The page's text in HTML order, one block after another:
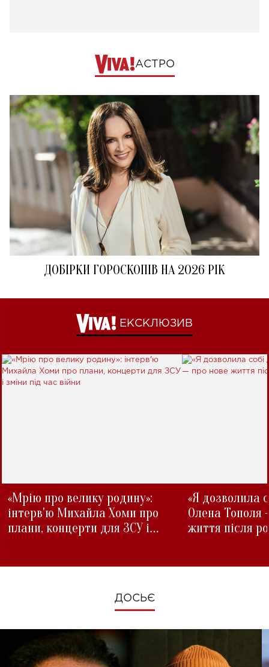
АСТРО
ДОБІРКИ ГОРОСКОПІВ НА 2026 РІК
ЕКСКЛЮЗИВ
«Мрію про велику родину»:
інтерв'ю Михайла Хоми про
плани, концерти для ЗСУ і
«Я дозволила
Олена Тополя
життя після
ДОСЬЄ